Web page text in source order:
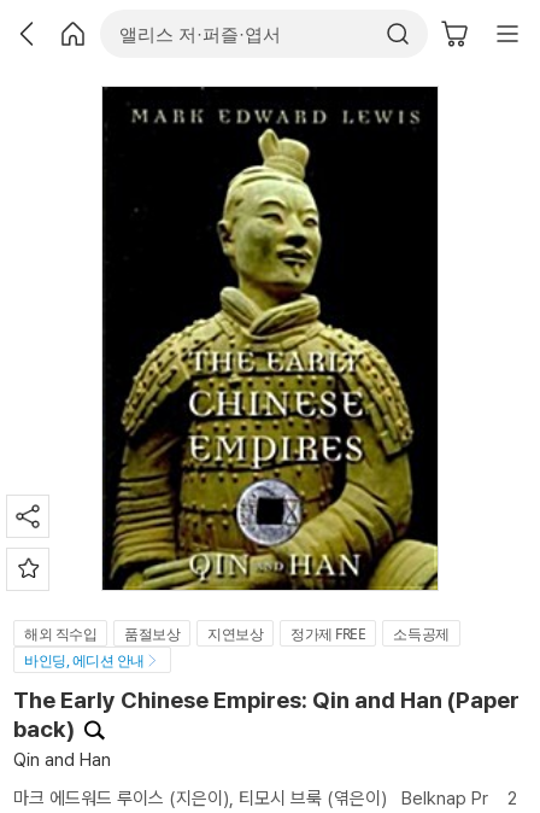
해외 직수입 품절보상 지연보상 정가제 FREE
소득공제
바인딩, 에디션 안내
The Early Chinese Empires: Qin and Han (Paper
back)
Qin and Han
마크 에드워드 루이스 (지은이), 티모시 브룩 (엮은이) Belknap Pr
2